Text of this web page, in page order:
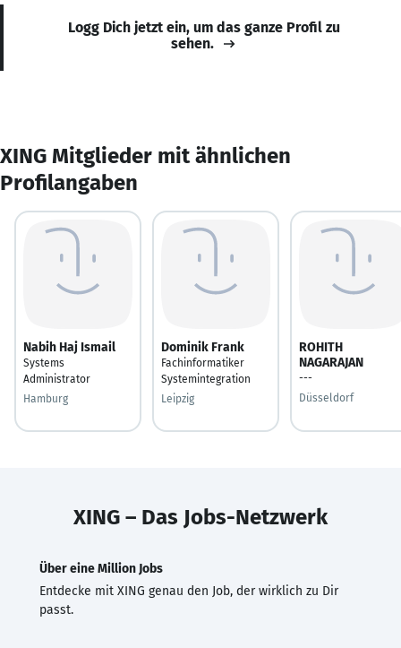
Logg Dich jetzt ein, um das ganze Profil zu
sehen.
XING Mitglieder mit ähnlichen
Profilangaben
Nabih Haj Ismail
Systems
Administrator
Hamburg
Dominik Frank
Fachinformatiker
Systemintegration
Leipzig
ROHITH
NAGARAJAN
---
Düsseldorf
XING – Das Jobs-Netzwerk
Über eine Million Jobs
Entdecke mit XING genau den Job, der wirklich zu Dir
passt.